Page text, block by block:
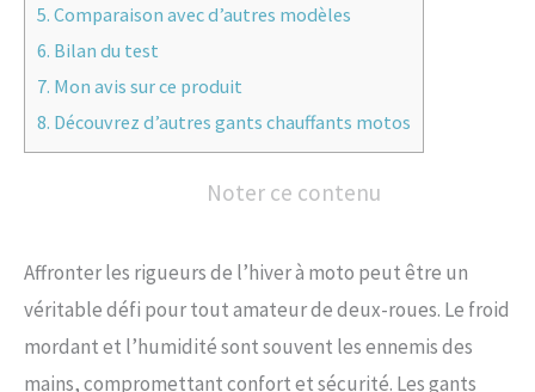
5. Comparaison avec d’autres modèles
6. Bilan du test
7. Mon avis sur ce produit
8. Découvrez d’autres gants chauffants motos
Noter ce contenu
Affronter les rigueurs de l’hiver à moto peut être un
véritable défi pour tout amateur de deux-roues. Le froid
mordant et l’humidité sont souvent les ennemis des
mains, compromettant confort et sécurité. Les gants